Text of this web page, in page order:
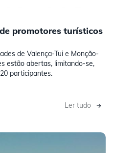
promotores turísticos
de Valença-Tui e Monção-
estão abertas, limitando-se,
participantes.
Ler tudo